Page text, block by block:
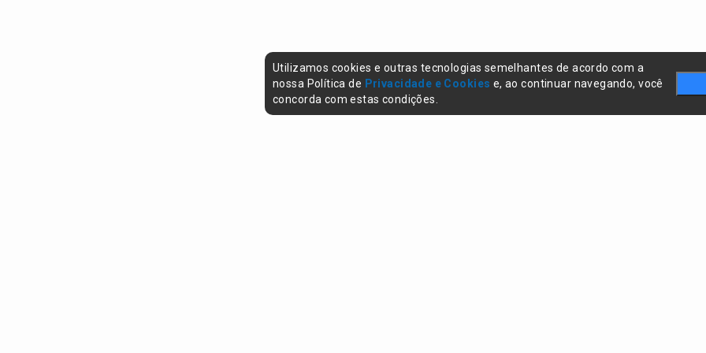
Utilizamos cookies e outras tecnologias semelhantes de acordo com a
nossa Política de Privacidade e Cookies e, ao continuar navegando, você
concorda com estas condições.